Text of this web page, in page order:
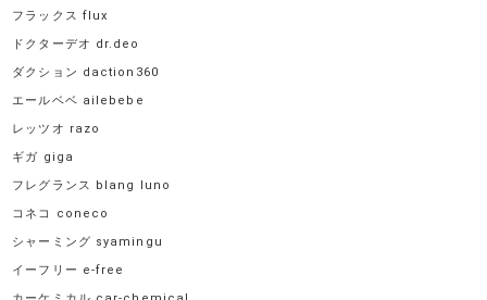
フラックス flux
ドクターデオ dr.deo
ダクション daction360
エールベベ ailebebe
レッツオ razo
ギガ giga
フレグランス blang luno
コネコ coneco
シャーミング syamingu
イーフリー e-free